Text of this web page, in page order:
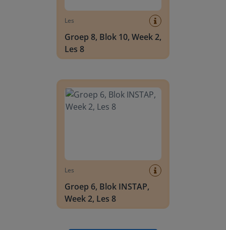
Les
Groep 8, Blok 10, Week 2,
Les 8
Les
Groep 6, Blok INSTAP,
Week 2, Les 8